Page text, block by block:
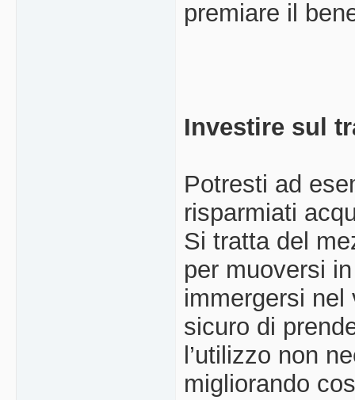
premiare il
Investire sul
Potresti ad
risparmiati
Si tratta del
per muoversi
immergersi nel
sicuro di
l’utilizzo non
migliorando